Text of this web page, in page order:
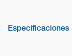
Especificaciones